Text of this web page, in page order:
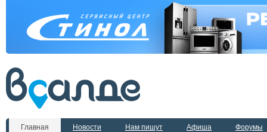
Главная Новости Нам пишут Афиша Форумы